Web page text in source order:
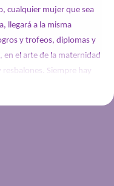
cualquier mujer que sea
llegará a la misma
y trofeos, diplomas y
en el arte de la maternidad
Siempre hay